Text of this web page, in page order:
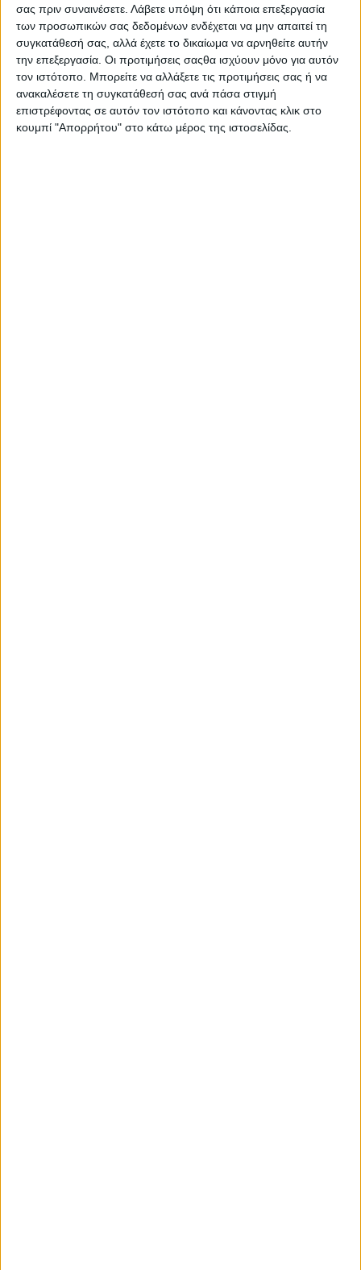
σας πριν συναινέσετε. Λάβετε υπόψη ότι κάποια επεξεργασία
των προσωπικών σας δεδομένων ενδέχεται να μην απαιτεί τη
συγκατάθεσή σας, αλλά έχετε το δικαίωμα να αρνηθείτε αυτήν
την επεξεργασία. Οι προτιμήσεις σαςθα ισχύουν μόνο για αυτόν
τον ιστότοπο. Μπορείτε να αλλάξετε τις προτιμήσεις σας ή να
ανακαλέσετε τη συγκατάθεσή σας ανά πάσα στιγμή
επιστρέφοντας σε αυτόν τον ιστότοπο και κάνοντας κλικ στο
κουμπί "Απορρήτου" στο κάτω μέρος της ιστοσελίδας.
Βατώντας-Προποντίδα Β 1-1 ΤΕΛΙΚΟ
Λουκίσια-Κύζικος Αρτάκης Β 0-1 ΤΕΛΙΚΟ
ΑΕΚ Χαλκίδας-Μεσσοποταμία 0-1ΤΕΛΙΚΟ
Θύελλα Κοντοδεσποτίου-Ηρακλής Ψαχνών 0-3 α.α.
ΤΡΙΤΟΣ ΟΜΙΛΟΣ